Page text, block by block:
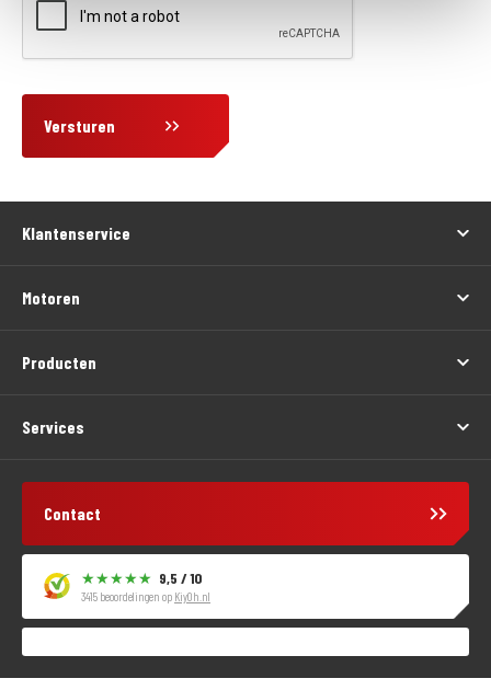
Versturen
Klantenservice
Motoren
Producten
Services
Contact
9,5 / 10
3415 beoordelingen op KiyOh.nl